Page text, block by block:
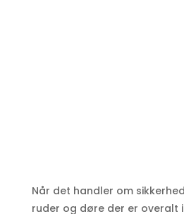
Når det handler om
ruder og døre der er overalt